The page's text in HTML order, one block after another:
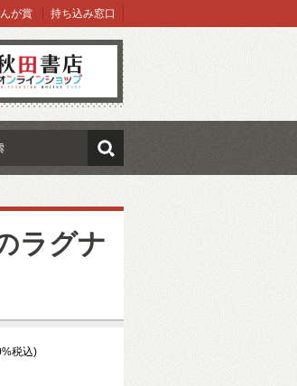
ンショップ
が賞 持ち込み窓口
検索
ラグナ
税込)